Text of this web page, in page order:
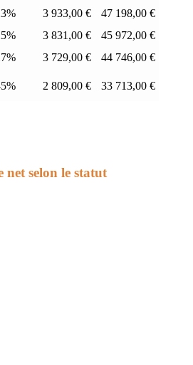
3 933,00 €
47 198,00 €
3 831,00 €
45 972,00 €
3 729,00 €
44 746,00 €
2 809,00 € 33 713,00 €
net selon le statut